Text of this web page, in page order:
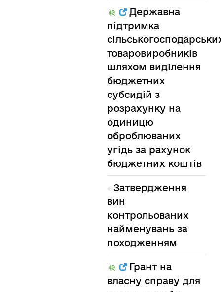
Державна
підтримка
товаровиробників
шляхом виділення
бюджетних
субсидій з
розрахунку на
одиницю
оброблюваних
угідь за рахунок
бюджетних коштів
Затвердження
вин
контрольованих
найменувань за
походженням
Грант на
власну справу для